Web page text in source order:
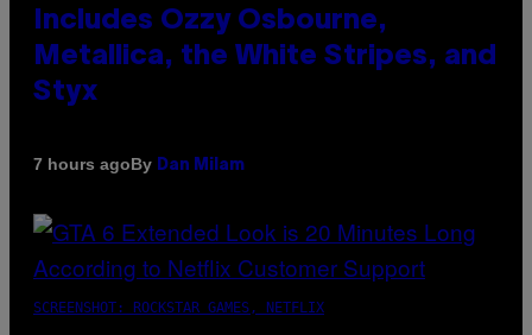
Includes Ozzy Osbourne,
Metallica, the White Stripes, and
Styx
7 hours agoBy Dan Milam
SCREENSHOT: ROCKSTAR GAMES, NETFLIX